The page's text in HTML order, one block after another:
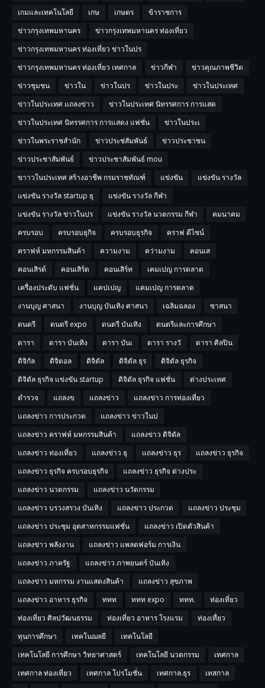
เกมและเทคโนโลยี
เกษ เกษตร
ข้าราชการ
ข่าวกรุงเทพมหานคร
ข่าวกรุงเทพมหานคร ท่องเที่ยว
ข่าวกรุงเทพมหานคร ท่องเที่ยว ข่าวในปร
ข่าวกรุงเทพมหานคร ท่องเที่ยว เทศกาล
ข่าวกีฬา
ข่าวคุณภาพชีวิต
ข่าวชุมชน
ข่าวใน ข่าวในปร ข่าวในประ
ข่าวในประเทศ
ข่าวในประเทศ แถลงข่าว
ข่าวในประเทศ นิทรรศการ การแสด
ข่าวในประเทศ นิทรรศการ การแสดง แฟชั่น
ข่าวในประเ
ข่าวในพระราชสำนัก
ข่าวประช่สัมพันธ์
ข่าวประชาชน
ข่าวประชาสัมพันธ์
ข่าวประชาสัมพันธ์ mou
ขาาวในประเทศ สร้างอาชีพ กรมราชทัณฑ์
แข่งขัน
แข่งขัน รางวัล
แข่งขัน รางวัล startup ธุ
แข่งขัน รางวัล กีฬา
แข่งขัน รางวัล ข่าวในปร
แข่งขัน รางวัล นวตกรรม กีฬา
คมนาคม
ครบรอบ
ครบรอบธุกิจ ครบรอบธุรกิจ
คราฟ ดีไซน์
คราฟห์ มหกรรมสินค้า
ความงาม คว่ามงาม
คอนเส
คอนเสิรต์
คอนเสิร์ต คอนเสิร์ท
เคมเปญ การตลาด
เครื่องประดับ แฟชั่น
แคปเปญ
แคมเปญ การตลาด
งานบุญ ศาสนา
งานบุญ บันเทิง ศาสนา เฉลิมฉลอง
ซาสนา
ดนตรี
ดนตรี expo ดนตรี บันเทิง
ดนตรีและการศึกษา
ดารา
ดารา บันเทิง ดารา บันเ ดารา รางวั
ดารา ศิลปิน
ดิจิกัล
ดิจิตอล ดิจิตัล ดิจิตัล ธุร
ดิจิตัล ธุรกิจ
ดิจิตัล ธุรกิจ แข่งขัน startup
ดิจิตัล ธุรกิจ แฟชั่น
ต่างประเทศ
ตำรวจ
แถลงข แถลงข่าว
แถลงข่าว การท่องเที่ยว
แถลงข่าว การประกวด
แถลงข่าว ข่าวในป
แถลงข่าว คราฟห์ มหกรรมสินค้า
แถลงข่าว ดิจิตัล
แถลงข่าว ท่องเที่ยว
แถลงข่าว ธุ แถลงข่าว ธุร
แถลงข่าว ธุรกิจ
แถลงข่าว ธุรกิจ ครบรอบธุรกิจ
แถลงข่าว ธุรกิจ ต่างประ
แถลงข่าว นวตกรรม
แถลงข่าว นวัตกรรม
แถลงข่าว บรวงสรวง บันเทิง
แถลงข่าว ประกวด
แถลงข่าว ประชุม
แถลงข่าว ประชุม อุตสาหกรรมแฟชั่น
แถลงข่าว เปิดตัวสินค้า
แถลงข่าว พลังงาน
แถลงข่าว แพลตฟอร์ม การเงิน
แถลงข่าว ภาครัฐ
แถลงข่าว ภาพยนตร์ บันเทิง
แถลงข่าว มหกรรม งานแสดงสินค้า
แถลงข่าว สุขภาพ
แถลงข่าว อาหาร ธุรกิจ
ททท ททท expo ททท.
ท่องเที่ยว
ท่องเที่ยว ศิลปวัฒนธรรม
ท่องเที่ยว อาหาร โรงแรม
ท่องเทื่ยว
ทุนการศึกษา
เทคโนฌลยี
เทคโนโลยี
เทคโนโลยี การศีกษา วิทยาศาสตร์
เทคโนโลยี นวตกรรม
เทศกาล
เทศกาล ท่องเที่ยว
เทศกาล โปรโมชั่น เทศกาล.ธุร
เทสกาล